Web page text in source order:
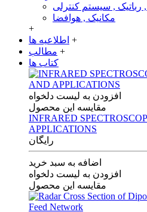
, سیستم کنترلی
مکانیک , هوافضا
+
اطلاعیه ها +
مطالب +
کتاب ها
افزودن به لیست دلخواه
مقایسه این محصول
INFRARED
APPLICATIONS
رایگان
اضافه به سبد خرید
افزودن به لیست دلخواه
مقایسه این محصول